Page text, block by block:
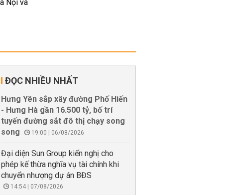
ĐỌC NHIỀU NHẤT
Hưng Yên sắp xây đường Phố Hiến
- Hưng Hà gần 16.500 tỷ, bố trí
tuyến đường sắt đô thị chạy song
song
19:00 | 06/08/2026
Đại diện Sun Group kiến nghị cho
phép kế thừa nghĩa vụ tài chính khi
chuyển nhượng dự án BĐS
14:54 | 07/08/2026